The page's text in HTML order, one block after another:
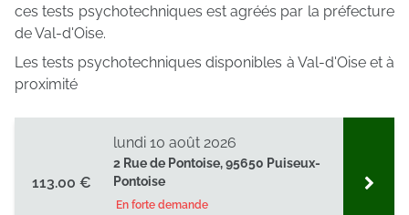
Visite médicale test psychotechnique
ces tests psychotechniques est agréés par la préfecture
de Val-d'Oise.
Les tests psychotechniques disponibles à Val-d'Oise et à
proximité
113.00 €
2 Rue de Pontoise, 95650 Puiseux-
Pontoise
En forte demande
lundi 10 août 2026